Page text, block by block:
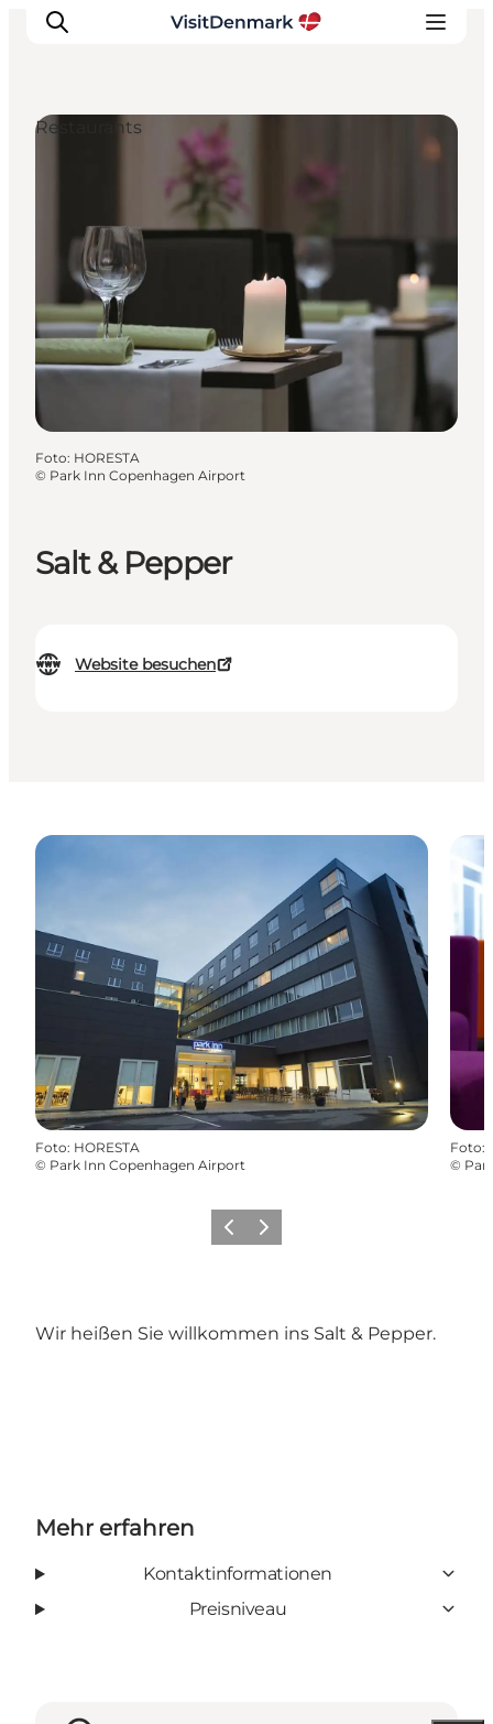
Erlebnisse
Unterkünfte
Reiseplanung
Salt & Pepper
Website besuchen
Restaurants
Foto: HORESTA
© Park Inn Copenhagen Airport
Foto: HORESTA
© Park Inn Copenhagen Airport
Foto:
©
ZurückWeiter
Wir heißen Sie willkommen ins Salt & Pepper.
Mehr erfahren
Kontaktinformationen
Preisniveau